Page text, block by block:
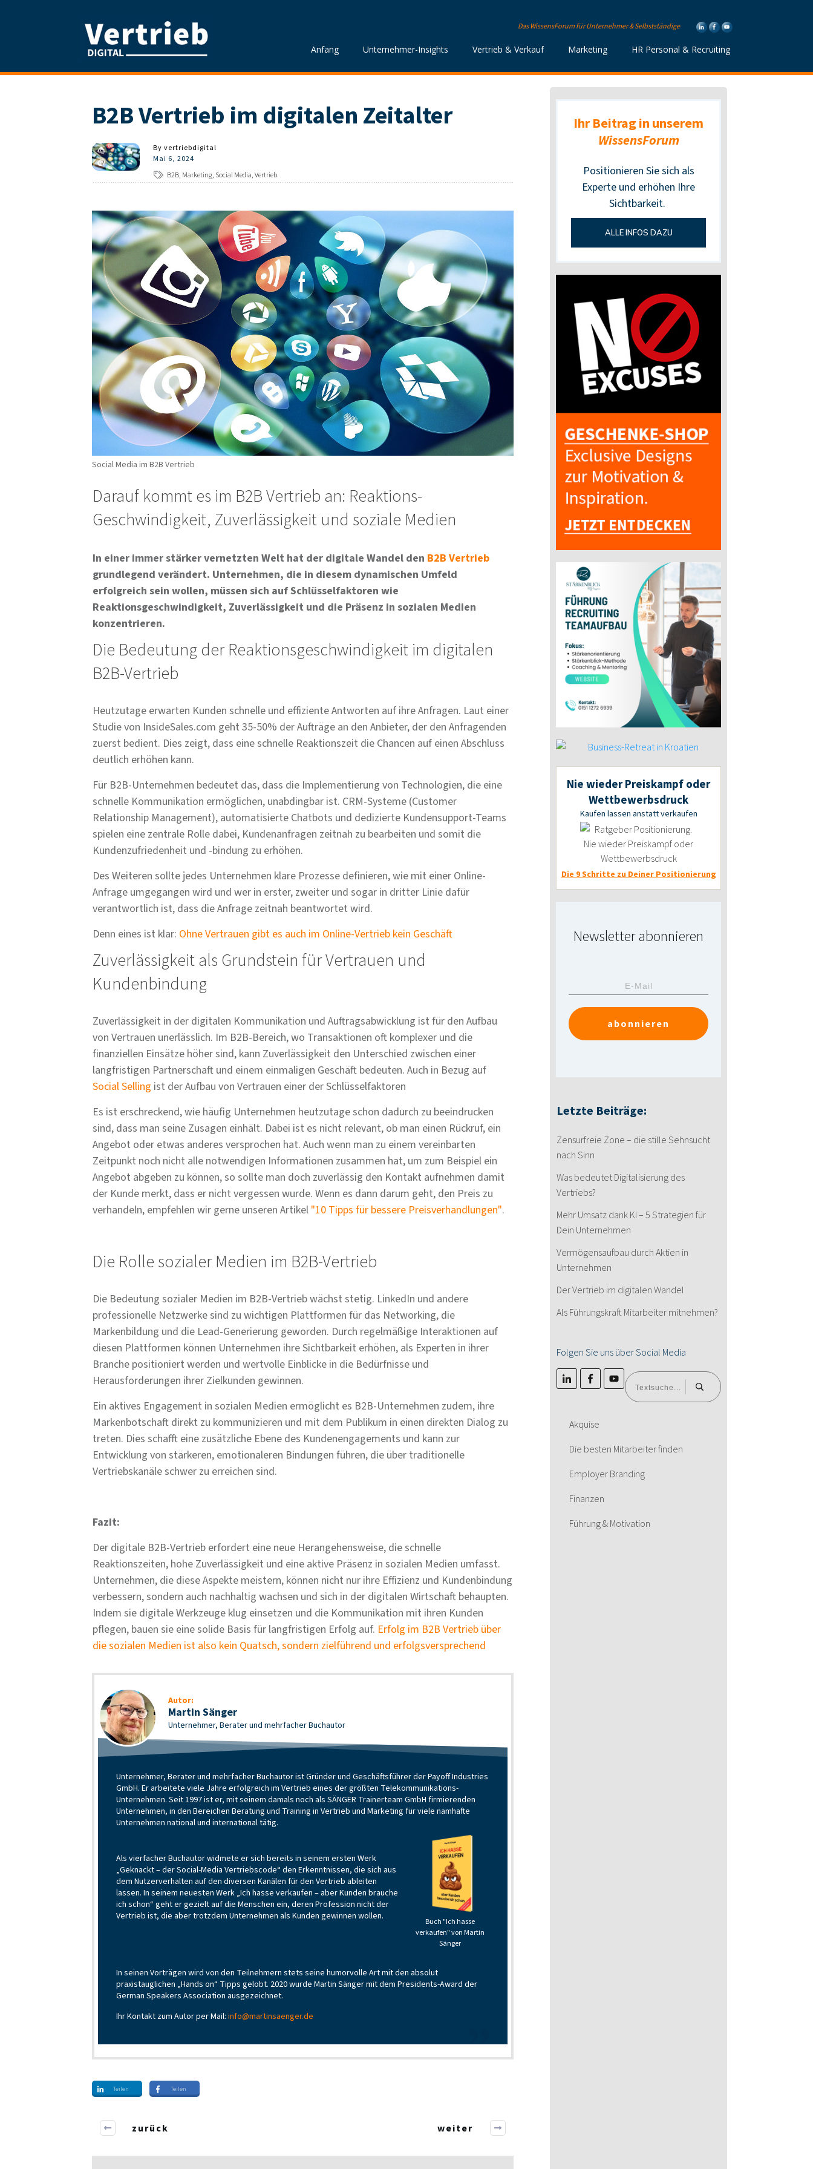
Das WissensForum für Unternehmer & Selbstständige
Anfang Unternehmer-Insights Vertrieb & Verkauf Marketing HR Personal & Recruiting
B2B Vertrieb im digitalen Zeitalter
By vertriebdigital
Mai 6, 2024
B2B, Marketing, Social Media, Vertrieb
Social Media im B2B Vertrieb
Darauf kommt es im B2B Vertrieb an: Reaktions-
Geschwindigkeit, Zuverlässigkeit und soziale Medien
In einer immer stärker vernetzten Welt hat der digitale Wandel den B2B Vertrieb
grundlegend verändert. Unternehmen, die in diesem dynamischen Umfeld
erfolgreich sein wollen, müssen sich auf Schlüsselfaktoren wie
Reaktionsgeschwindigkeit, Zuverlässigkeit und die Präsenz in sozialen Medien
konzentrieren.
Die Bedeutung der Reaktionsgeschwindigkeit im digitalen
B2B-Vertrieb
Heutzutage erwarten Kunden schnelle und effiziente Antworten auf ihre Anfragen. Laut einer
Studie von InsideSales.com geht 35-50% der Aufträge an den Anbieter, der den Anfragenden
zuerst bedient. Dies zeigt, dass eine schnelle Reaktionszeit die Chancen auf einen Abschluss
deutlich erhöhen kann.
Für B2B-Unternehmen bedeutet das, dass die Implementierung von Technologien, die eine
schnelle Kommunikation ermöglichen, unabdingbar ist. CRM-Systeme (Customer
Relationship Management), automatisierte Chatbots und dedizierte Kundensupport-Teams
spielen eine zentrale Rolle dabei, Kundenanfragen zeitnah zu bearbeiten und somit die
Kundenzufriedenheit und -bindung zu erhöhen.
Des Weiteren sollte jedes Unternehmen klare Prozesse definieren, wie mit einer Online-
Anfrage umgegangen wird und wer in erster, zweiter und sogar in dritter Linie dafür
verantwortlich ist, dass die Anfrage zeitnah beantwortet wird.
Denn eines ist klar: Ohne Vertrauen gibt es auch im Online-Vertrieb kein Geschäft
Zuverlässigkeit als Grundstein für Vertrauen und
Kundenbindung
Zuverlässigkeit in der digitalen Kommunikation und Auftragsabwicklung ist für den Aufbau
von Vertrauen unerlässlich. Im B2B-Bereich, wo Transaktionen oft komplexer und die
finanziellen Einsätze höher sind, kann Zuverlässigkeit den Unterschied zwischen einer
langfristigen Partnerschaft und einem einmaligen Geschäft bedeuten. Auch in Bezug auf
Social Selling ist der Aufbau von Vertrauen einer der Schlüsselfaktoren
Es ist erschreckend, wie häufig Unternehmen heutzutage schon dadurch zu beeindrucken
sind, dass man seine Zusagen einhält. Dabei ist es nicht relevant, ob man einen Rückruf, ein
Angebot oder etwas anderes versprochen hat. Auch wenn man zu einem vereinbarten
Zeitpunkt noch nicht alle notwendigen Informationen zusammen hat, um zum Beispiel ein
Angebot abgeben zu können, so sollte man doch zuverlässig den Kontakt aufnehmen damit
der Kunde merkt, dass er nicht vergessen wurde. Wenn es dann darum geht, den Preis zu
verhandeln, empfehlen wir gerne unseren Artikel "10 Tipps für bessere Preisverhandlungen".
Die Rolle sozialer Medien im B2B-Vertrieb
Die Bedeutung sozialer Medien im B2B-Vertrieb wächst stetig. LinkedIn und andere
professionelle Netzwerke sind zu wichtigen Plattformen für das Networking, die
Markenbildung und die Lead-Generierung geworden. Durch regelmäßige Interaktionen auf
diesen Plattformen können Unternehmen ihre Sichtbarkeit erhöhen, als Experten in ihrer
Branche positioniert werden und wertvolle Einblicke in die Bedürfnisse und
Herausforderungen ihrer Zielkunden gewinnen.
Ein aktives Engagement in sozialen Medien ermöglicht es B2B-Unternehmen zudem, ihre
Markenbotschaft direkt zu kommunizieren und mit dem Publikum in einen direkten Dialog zu
treten. Dies schafft eine zusätzliche Ebene des Kundenengagements und kann zur
Entwicklung von stärkeren, emotionaleren Bindungen führen, die über traditionelle
Vertriebskanäle schwer zu erreichen sind.
Fazit:
Der digitale B2B-Vertrieb erfordert eine neue Herangehensweise, die schnelle
Reaktionszeiten, hohe Zuverlässigkeit und eine aktive Präsenz in sozialen Medien umfasst.
Unternehmen, die diese Aspekte meistern, können nicht nur ihre Effizienz und Kundenbindung
verbessern, sondern auch nachhaltig wachsen und sich in der digitalen Wirtschaft behaupten.
Indem sie digitale Werkzeuge klug einsetzen und die Kommunikation mit ihren Kunden
pflegen, bauen sie eine solide Basis für langfristigen Erfolg auf. Erfolg im B2B Vertrieb über
die sozialen Medien ist also kein Quatsch, sondern zielführend und erfolgsversprechend
Autor:
Martin Sänger
Unternehmer, Berater und mehrfacher Buchautor
Unternehmer, Berater und mehrfacher Buchautor ist Gründer und Geschäftsführer der Payoff Industries
GmbH. Er arbeitete viele Jahre erfolgreich im Vertrieb eines der größten Telekommunikations-
Unternehmen. Seit 1997 ist er, mit seinem damals noch als SÄNGER Trainerteam GmbH firmierenden
Unternehmen, in den Bereichen Beratung und Training in Vertrieb und Marketing für viele namhafte
Unternehmen national und international tätig.
Als vierfacher Buchautor widmete er sich bereits in seinem ersten Werk
„Geknackt – der Social-Media Vertriebscode“ den Erkenntnissen, die sich aus
dem Nutzerverhalten auf den diversen Kanälen für den Vertrieb ableiten
lassen. In seinem neuesten Werk „Ich hasse verkaufen – aber Kunden brauche
ich schon“ geht er gezielt auf die Menschen ein, deren Profession nicht der
Vertrieb ist, die aber trotzdem Unternehmen als Kunden gewinnen wollen.
Buch "Ich hasse
verkaufen" von Martin
Sänger
In seinen Vorträgen wird von den Teilnehmern stets seine humorvolle Art mit den absolut
praxistauglichen „Hands on“ Tipps gelobt. 2020 wurde Martin Sänger mit dem Presidents-Award der
German Speakers Association ausgezeichnet.
Ihr Kontakt zum Autor per Mail: info@martinsaenger.de
Teilen Teilen
zurück weiter
Ihr Beitrag in unserem
WissensForum
Positionieren Sie sich als
Experte und erhöhen Ihre
Sichtbarkeit.
ALLE INFOS DAZU
Nie wieder Preiskampf oder
Wettbewerbsdruck
Kaufen lassen anstatt verkaufen
Die 9 Schritte zu Deiner Positionierung
Newsletter abonnieren
abonnieren
Letzte Beiträge:
Zensurfreie Zone – die stille Sehnsucht
nach Sinn
Was bedeutet Digitalisierung des
Vertriebs?
Mehr Umsatz dank KI – 5 Strategien für
Dein Unternehmen
Vermögensaufbau durch Aktien in
Unternehmen
Der Vertrieb im digitalen Wandel
Als Führungskraft Mitarbeiter mitnehmen?
Folgen Sie uns über Social Media
Akquise
Die besten Mitarbeiter finden
Employer Branding
Finanzen
Führung & Motivation